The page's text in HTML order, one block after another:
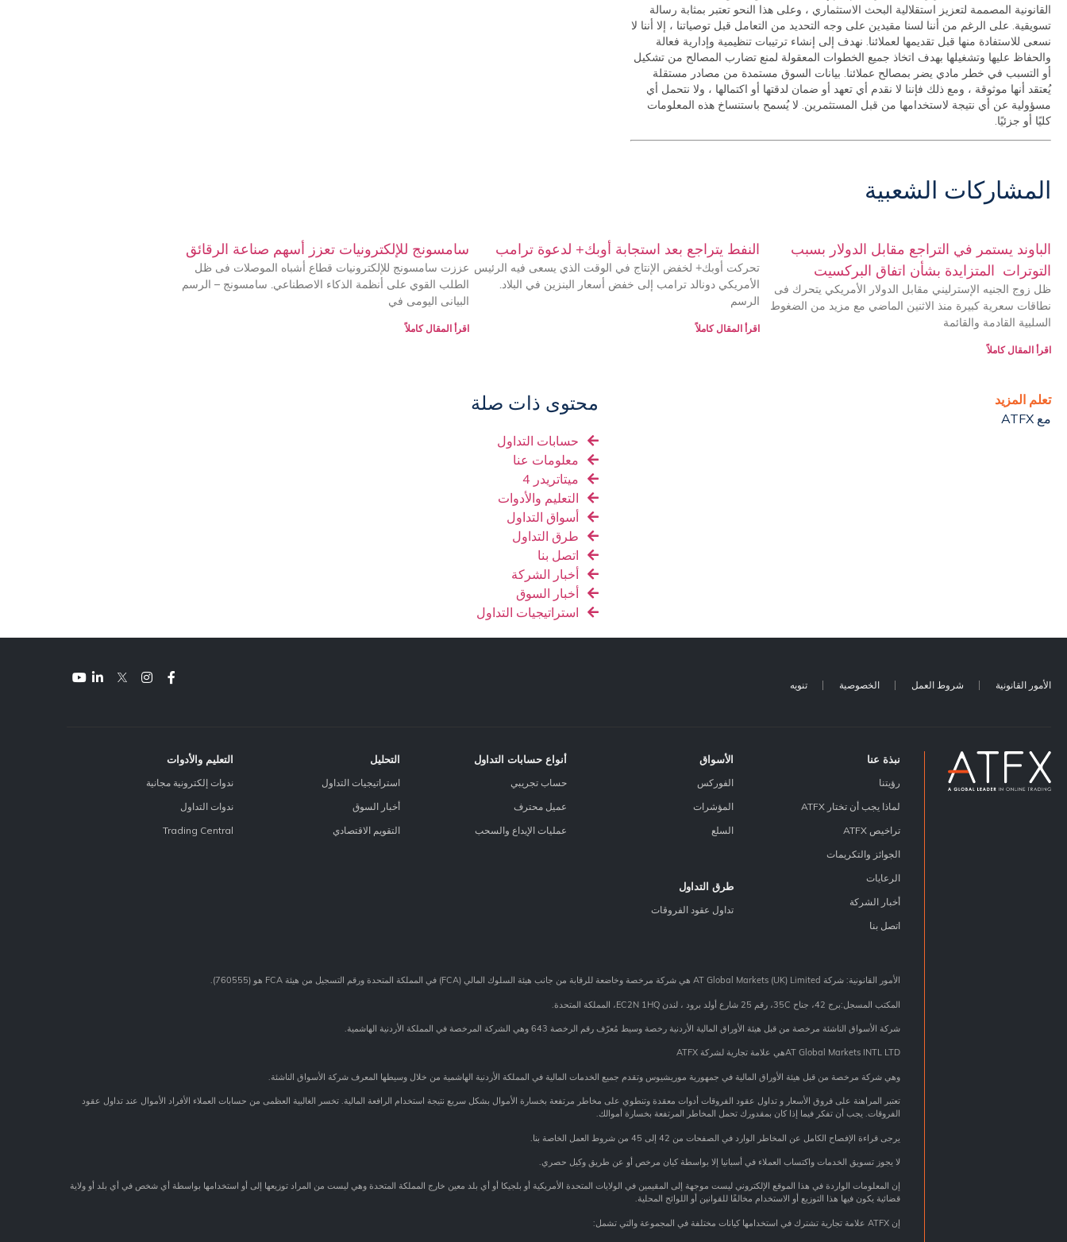
القانونية المصممة لتعزيز استقلالية البحث الاستثماري ، وعلى هذا النحو تعتبر بمثابة رسالة
تسويقية. على الرغم من أننا لسنا مقيدين على وجه التحديد من التعامل قبل توصياتنا ، إلا أننا لا
نسعى للاستفادة منها قبل تقديمها لعملائنا. نهدف إلى إنشاء ترتيبات تنظيمية وإدارية فعالة
والحفاظ عليها وتشغيلها بهدف اتخاذ جميع الخطوات المعقولة لمنع تضارب المصالح من تشكيل
أو التسبب في خطر مادي يضر بمصالح عملائنا. بيانات السوق مستمدة من مصادر مستقلة
يُعتقد أنها موثوقة ، ومع ذلك فإننا لا نقدم أي تعهد أو ضمان لدقتها أو اكتمالها ، ولا نتحمل أي
مسؤولية عن أي نتيجة لاستخدامها من قبل المستثمرين. لا يُسمح باستنساخ هذه المعلومات
كليًا أو جزئيًا.
المشاركات الشعبية
الباوند يستمر في التراجع مقابل الدولار بسبب
التوترات المتزايدة بشأن اتفاق البركسيت
ظل زوج الجنيه الإسترليني مقابل الدولار الأمريكي يتحرك فى
نطاقات سعرية كبيرة منذ الاثنين الماضي مع مزيد من الضغوط
السلبية القادمة والقائمة
اقرأ المقال كاملاً
النفط يتراجع بعد استجابة أوبك+ لدعوة ترامب
تحركت أوبك+ لخفض الإنتاج في الوقت الذي يسعى فيه الرئيس
الأمريكي دونالد ترامب إلى خفض أسعار البنزين في البلاد.
الرسم
اقرأ المقال كاملاً
سامسونج للإلكترونيات تعزز أسهم صناعة الرقائق
عززت سامسونج للإلكترونيات قطاع أشباه الموصلات فى ظل
الطلب القوي على أنظمة الذكاء الاصطناعي. سامسونج – الرسم
البيانى اليومى في
اقرأ المقال كاملاً
تعلم المزيد
مع ATFX
محتوى ذات صلة
حسابات التداول
معلومات عنا
ميتاتريدر 4
التعليم والأدوات
أسواق التداول
طرق التداول
اتصل بنا
أخبار الشركة
أخبار السوق
استراتيجيات التداول
الأمور القانونية شروط العمل الخصوصية تنويه
نبذة عنا
رؤيتنا
لماذا يجب أن تختار ATFX
تراخيص ATFX
الجوائز والتكريمات
الرعايات
أخبار الشركة
اتصل بنا
الأسواق
الفوركس
المؤشرات
السلع
طرق التداول
تداول عقود الفروقات
أنواع حسابات التداول
حساب تجريبي
عميل محترف
عمليات الإيداع والسحب
التحليل
استراتيجيات التداول
أخبار السوق
التقويم الاقتصادي
التعليم والأدوات
ندوات إلكترونية مجانية
ندوات التداول
Trading Central
الأمور القانونية: شركة AT Global Markets (UK) Limited هي شركة مرخصة وخاضعة للرقابة من جانب هيئة السلوك المالي (FCA) في المملكة المتحدة ورقم التسجيل من هيئة FCA هو (760555).
المكتب المسجل:برج 42، جناح 35C، رقم 25 شارع أولد برود ، لندن EC2N 1HQ، المملكة المتحدة.
شركة الأسواق الناشئة مرخصة من قبل هيئة الأوراق المالية الأردنية رخصة وسيط مُعرّف رقم الرخصة 643 وهي الشركة المرخصة في المملكة الأردنية الهاشمية.
AT Global Markets INTL LTDهي علامة تجارية لشركة ATFX
وهي شركة مرخصة من قبل هيئة الأوراق المالية في جمهورية موريشيوس وتقدم جميع الخدمات المالية في المملكة الأردنية الهاشمية من خلال وسيطها المعرف شركة الأسواق الناشئة.
تعتبر المراهنة على فروق الأسعار و تداول عقود الفروقات أدوات معقدة وتنطوي على مخاطر مرتفعة بخسارة الأموال بشكل سريع نتيجة استخدام الرافعة المالية. تخسر الغالبية العظمى من حسابات العملاء الأفراد الأموال عند تداول عقود
الفروقات. يجب أن تفكر فيما إذا كان بمقدورك تحمل المخاطر المرتفعة بخسارة أموالك.
يرجى قراءة الإفصاح الكامل عن المخاطر الوارد في الصفحات من 42 إلى 45 من شروط العمل الخاصة بنا.
لا يجوز تسويق الخدمات واكتساب العملاء في أسبانيا إلا بواسطة كيان مرخص أو عن طريق وكيل حصري.
إن المعلومات الواردة في هذا الموقع الإلكتروني ليست موجهة إلى المقيمين في الولايات المتحدة الأمريكية أو بلجيكا أو أي بلد معين خارج المملكة المتحدة وهي ليست من المراد توزيعها إلى أو استخدامها بواسطة أي شخص في أي بلد أو ولاية
قضائية يكون فيها هذا التوزيع أو الاستخدام مخالفًا للقوانين أو اللوائح المحلية.
إن ATFX علامة تجارية تشترك في استخدامها كيانات مختلفة في المجموعة والتي تشمل: